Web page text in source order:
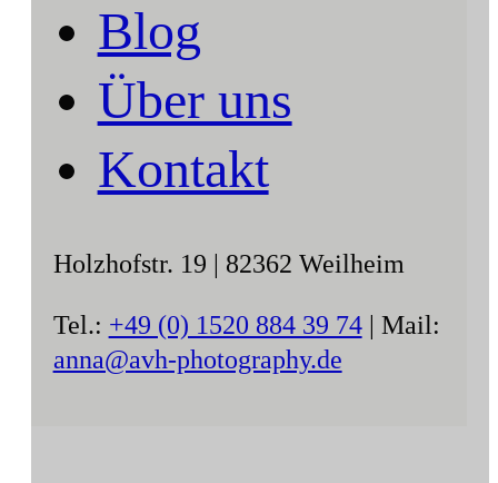
Blog
Über uns
Kontakt
Holzhofstr. 19 | 82362 Weilheim
Tel.: +49 (0) 1520 884 39 74| Mail:
anna@avh-photography.de